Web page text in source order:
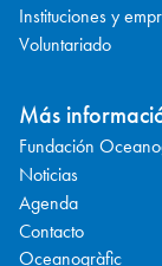
Instituciones y
Voluntariado
Más
Fundación
Noticias
Agenda
Contacto
Oceanogràfic